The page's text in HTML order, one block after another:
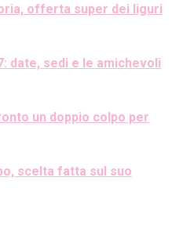
offerta super dei liguri
date, sedi e le amichevoli
un doppio colpo per
scelta fatta sul suo